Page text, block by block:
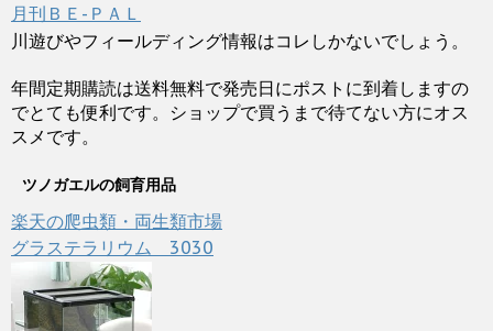
月刊ＢＥ-ＰＡＬ
川遊びやフィールディング情報はコレしかないでしょう。
年間定期購読は送料無料で発売日にポストに到着しますの
でとても便利です。ショップで買うまで待てない方にオス
スメです。
ツノガエルの飼育用品
楽天の爬虫類・両生類市場
グラステラリウム 3030